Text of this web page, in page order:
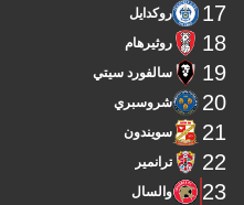
17 روكدايل
18 روثيرهام
19 سالفورد سيتي
20 شروسبري
21 سويندون
22 ترانمير
23 والسال